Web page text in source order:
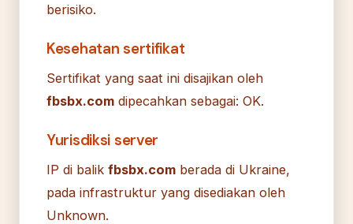
berisiko.
Kesehatan sertifikat
Sertifikat yang saat ini disajikan oleh
fbsbx.com dipecahkan sebagai: OK.
Yurisdiksi server
IP di balik fbsbx.com berada di Ukraine,
pada infrastruktur yang disediakan oleh
Unknown.